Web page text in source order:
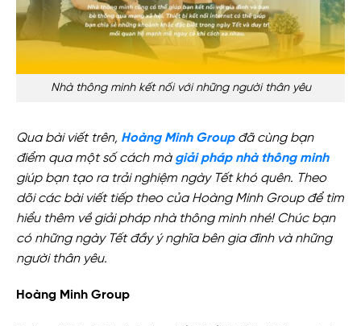
Nhà thông minh kết nối với những người thân yêu
Qua bài viết trên, Hoàng Minh Groupđã cùng bạn
điểm qua một số cách mà giải pháp nhà thông minh
giúp bạn tạo ra trải nghiệm ngày Tết khó quên. Theo
dõi các bài viết tiếp theo của Hoàng Minh Group để tìm
hiểu thêm về giải pháp nhà thông minh nhé! Chúc bạn
có những ngày Tết đầy ý nghĩa bên gia đình và những
người thân yêu.
Hoàng Minh Group